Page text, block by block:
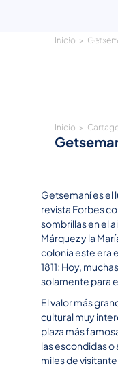
Inicio
Inicio
Getsemaní es el
revista Forbes
sombrillas en el
Márquez y la
colonia este era
1811; Hoy,
solamente para
El valor más
cultural muy
plaza más
las escondidas
miles de